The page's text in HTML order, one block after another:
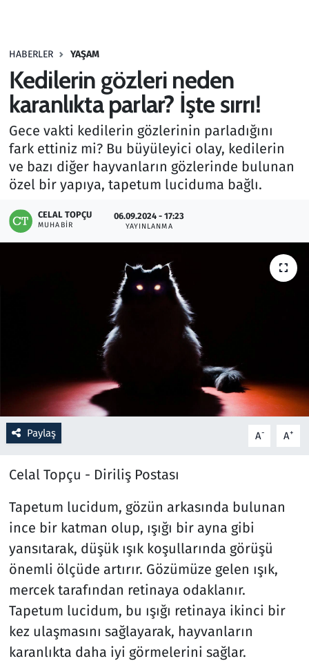
HABERLER YAŞAM
Kedilerin gözleri neden
karanlıkta parlar? İşte sırrı!
Gece vakti kedilerin gözlerinin parladığını
fark ettiniz mi? Bu büyüleyici olay, kedilerin
ve bazı diğer hayvanların gözlerinde bulunan
özel bir yapıya, tapetum luciduma bağlı.
CELAL TOPÇU
MUHABIR
06.09.2024 - 17:23
YAYINLANMA
Paylaş A- A+
Celal Topçu - Diriliş Postası
Tapetum lucidum, gözün arkasında bulunan
ince bir katman olup, ışığı bir ayna gibi
yansıtarak, düşük ışık koşullarında görüşü
önemli ölçüde artırır. Gözümüze gelen ışık,
mercek tarafından retinaya odaklanır.
Tapetum lucidum, bu ışığı retinaya ikinci bir
kez ulaşmasını sağlayarak, hayvanların
karanlıkta daha iyi görmelerini sağlar.
Haber
Kültür Sanat
Kurumsal Haberler
Lezzet Durağı
Resmi İlanlar
Rüya Tabirleri
Sağlık
Savunma Sanayi
Seçim 2023
Teknoloji ve Bilim
Televizyon